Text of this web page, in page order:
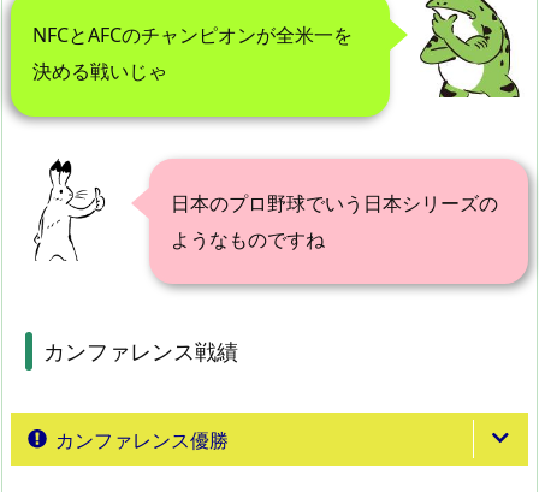
NFCとAFCのチャンピオンが全米一を
決める戦いじゃ
日本のプロ野球でいう日本シリーズの
ようなものですね
カンファレンス戦績
カンファレンス優勝